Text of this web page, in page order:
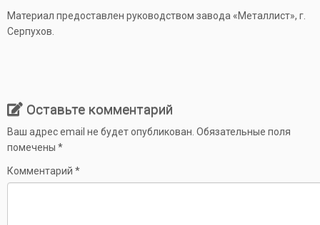
Материал предоставлен руководством завода «Металлист», г.
Серпухов.
Оставьте комментарий
Ваш адрес email не будет опубликован. Обязательные поля
помечены *
Комментарий *